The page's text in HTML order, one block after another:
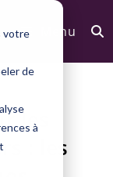
votre
de
à
Menu
les
: les